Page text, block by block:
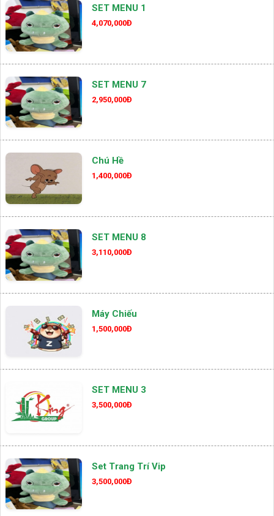
SET MENU 1
4,070,000Đ
SET MENU 7
2,950,000Đ
Chú Hề
1,400,000Đ
SET MENU 8
3,110,000Đ
Máy Chiếu
1,500,000Đ
SET MENU 3
3,500,000Đ
Set Trang Trí Vip
3,500,000Đ